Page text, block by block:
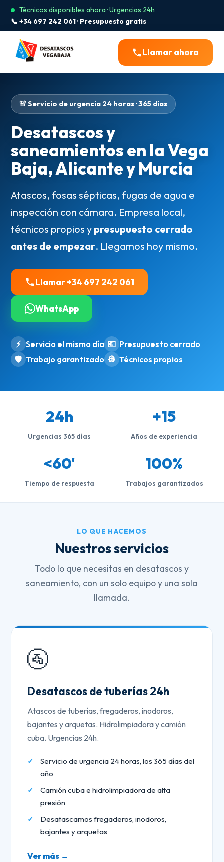
Técnicos disponibles ahora · Urgencias 24h
📞 +34 697 242 061 · Presupuesto gratis
Llamar ahora
🚨 Servicio de urgencia 24 horas · 365 días
Desatascos y
saneamientos en la Vega
Baja, Alicante y Murcia
Atascos, fosas sépticas, fugas de agua e
inspección con cámara. Empresa local,
técnicos propios y presupuesto cerrado
antes de empezar. Llegamos hoy mismo.
Llamar +34 697 242 061
WhatsApp
⚡ Servicio el mismo día 💶 Presupuesto cerrado
🛡️ Trabajo garantizado 👷 Técnicos propios
24h
Urgencias 365 días
+15
Años de experiencia
<60'
Tiempo de respuesta
100%
Trabajos garantizados
LO QUE HACEMOS
Nuestros servicios
Todo lo que necesitas en desatascos y
saneamiento, con un solo equipo y una sola
llamada.
🚰
Desatascos de tuberías 24h
Atascos de tuberías, fregaderos, inodoros,
bajantes y arquetas. Hidrolimpiadora y camión
cuba. Urgencias 24h.
Servicio de urgencia 24 horas, los 365 días del
año
Camión cuba e hidrolimpiadora de alta
presión
Desatascamos fregaderos, inodoros,
bajantes y arquetas
Ver más →